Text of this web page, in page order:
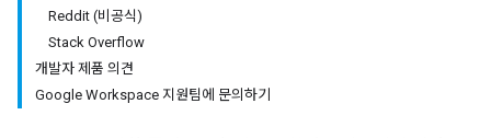
Reddit (비공식)
Stack Overflow
개발자 제품 의견
Google Workspace 지원팀에 문의하기